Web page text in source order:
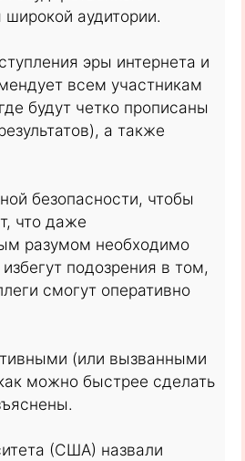
аудитории.
эры интернета и
всем участникам
будут четко прописаны
а также
безопасности, чтобы
что даже
разумом необходимо
подозрения в том,
смогут оперативно
(или вызванными
можно быстрее сделать
(США) назвали